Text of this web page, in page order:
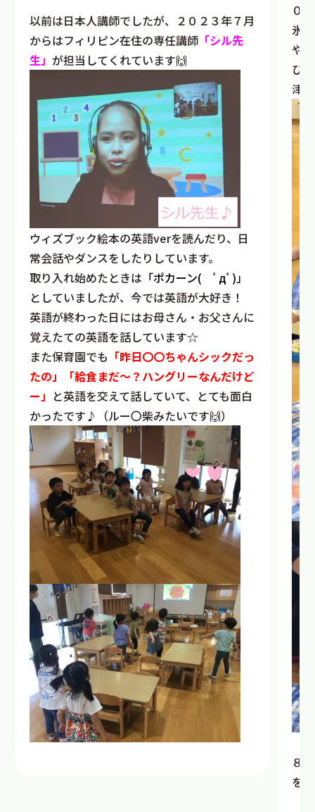
以前は日本人講師でしたが、２０２３年７月
からはフィリピン在住の専任講師 「シル先
生」が担当してくれています🙌
ウィズブック絵本の英語verを読んだり、日
常会話やダンスをしたりしています。
取り入れ始めたときは 「ポカーン( ﾟдﾟ)」
としていましたが、今では英語が大好き！
英語が終わった日にはお母さん・お父さんに
覚えたての英語を話しています☆
また保育園でも 「昨日〇〇ちゃんシックだっ
たの」「給食まだ～？ハングリーなんだけど
ー」 と英語を交えて話していて、とても面白
かったです♪（ルー〇柴みたいです🙌）
０
氷
や
ひ
津
８
を